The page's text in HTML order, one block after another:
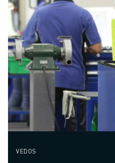
VEDOS